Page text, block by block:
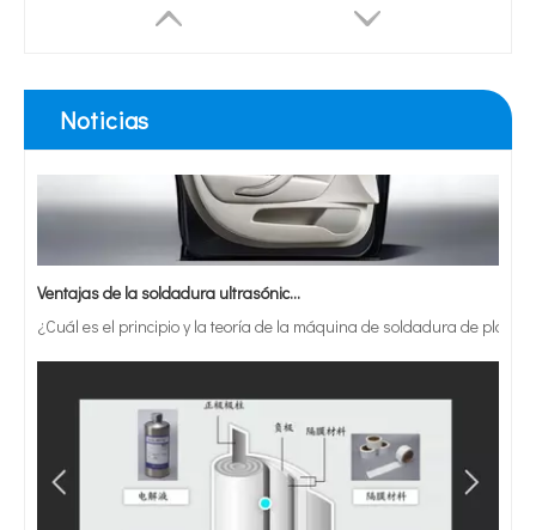
Noticias
Ventajas de la soldadura ultrasónica de paneles de puertas de automóviles
¿Cuál es el principio y la teoría de la máquina de soldadura de